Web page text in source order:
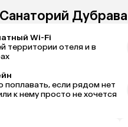
Дубрава
Wi-Fi
территории отеля и в
если рядом нет
к нему просто не хочется